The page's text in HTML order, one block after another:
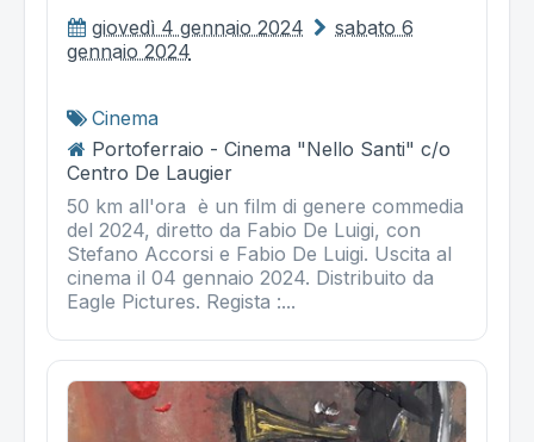
giovedì 4 gennaio 2024
sabato 6
gennaio 2024
Cinema
Portoferraio - Cinema "Nello Santi" c/o
Centro De Laugier
50 km all'ora è un film di genere commedia
del 2024, diretto da Fabio De Luigi, con
Stefano Accorsi e Fabio De Luigi. Uscita al
cinema il 04 gennaio 2024. Distribuito da
Eagle Pictures. Regista :...